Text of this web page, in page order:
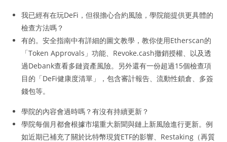
我已經有在玩DeFi，但很擔心合約風險，學院能提供更具體的
檢查方法嗎？
有的。安全指南中有詳細的圖文教學，教你使用Etherscan的
「Token Approvals」功能、Revoke.cash撤銷授權、以及透
過Debank查看多鏈資產風險。另外還有一份超過15個檢查項
目的「DeFi健康度清單」，包含審計報告、流動性鎖倉、多簽
錢包等。
學院的內容會過時嗎？有沒有持續更新？
學院每個月都會根據市場重大新聞與鏈上新風險進行更新。例
如近期已補充了關於比特幣現貨ETF的影響、Restaking（再質